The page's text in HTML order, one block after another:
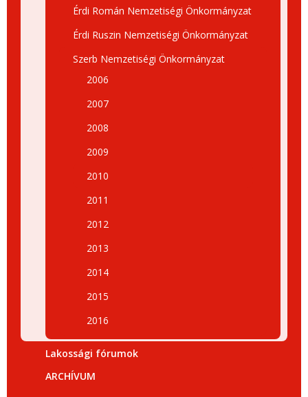
Érdi Román Nemzetiségi Önkormányzat
Érdi Ruszin Nemzetiségi Önkormányzat
Szerb Nemzetiségi Önkormányzat
2006
2007
2008
2009
2010
2011
2012
2013
2014
2015
2016
Lakossági fórumok
ARCHÍVUM